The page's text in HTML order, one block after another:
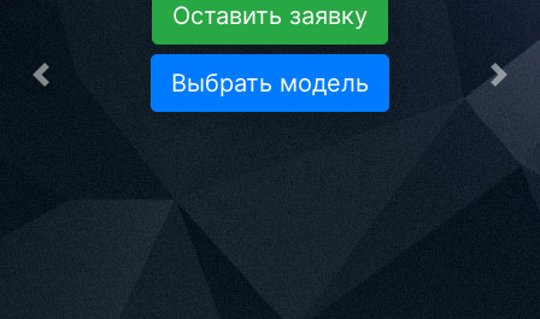
Оставить заявку
Выбрать модель
Предыдущая